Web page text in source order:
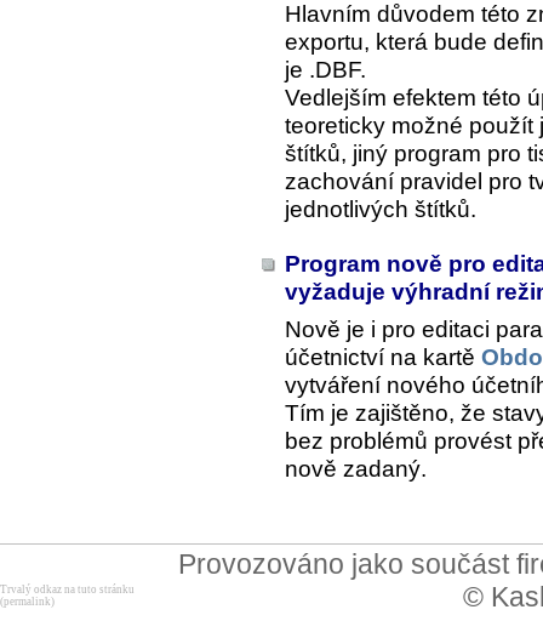
Hlavním důvodem této
exportu, která bude
je .DBF.
Vedlejším efektem této
teoreticky možné použít
štítků, jiný program pro
zachování pravidel pro
jednotlivých štítků.
Program nově pro
vyžaduje výhradní
Nově je i pro editaci
účetnictví na kartě
vytváření nového
Tím je zajištěno, že
bez problémů provést
nově zadaný.
Provozováno jako součást
©
Trvalý odkaz na tuto stránku
(permalink)